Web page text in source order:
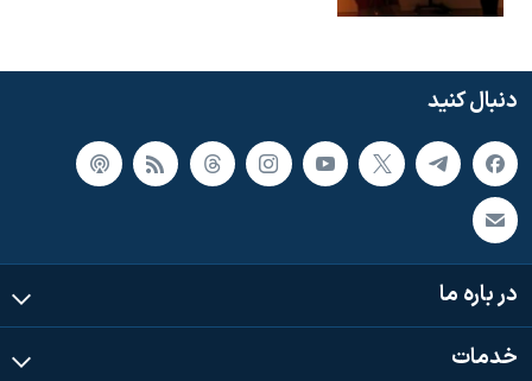
دنبال کنید
در باره ما
خدمات